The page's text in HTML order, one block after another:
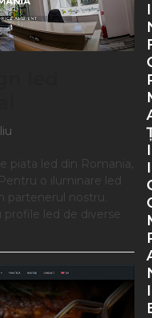
piata led din Romania,
o iluminare led
partenerul nostru.
profile led de diverse
I
I
I
I